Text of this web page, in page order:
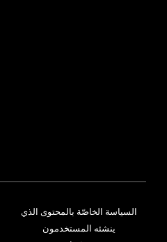
السياسة الخاصّة بالمحتوى الذي
ينشئه المستخدمون